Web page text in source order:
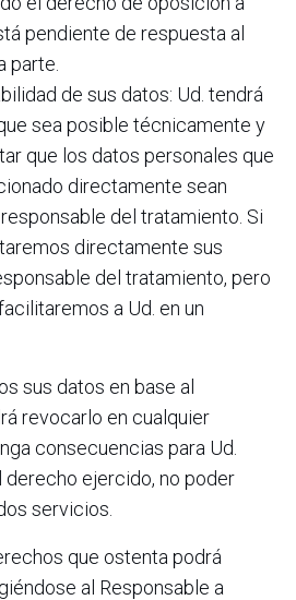
pendiente de respuesta al
parte.
de sus datos: Ud. tendrá
sea posible técnicamente y
que los datos personales que
directamente sean
del tratamiento. Si
directamente sus
del tratamiento, pero
a Ud. en un
sus datos en base al
revocarlo en cualquier
consecuencias para Ud.
derecho ejercido, no poder
servicios.
que ostenta podrá
al Responsable a